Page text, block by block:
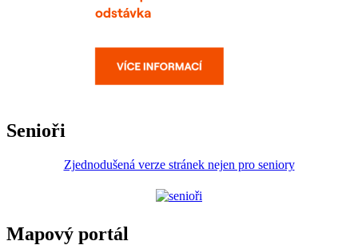
Senioři
Zjednodušená verze stránek nejen pro seniory
Mapový portál